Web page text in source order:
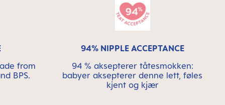
from
BPS.
94% NIPPLE ACCEPTANCE
94 % aksepterer tåtesmokken:
babyer aksepterer denne lett, føles
kjent og kjær